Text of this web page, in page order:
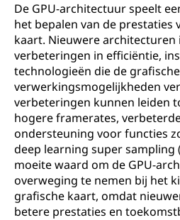
De GPU-architectuur speelt
het bepalen van de prestaties
kaart. Nieuwere
verbeteringen in efficiëntie,
technologieën die de grafische
verwerkingsmogelijkheden
verbeteringen kunnen leiden
hogere framerates,
ondersteuning voor functies
deep learning super sampling
moeite waard om de GPU-
overweging te nemen bij het
grafische kaart, omdat
betere prestaties en